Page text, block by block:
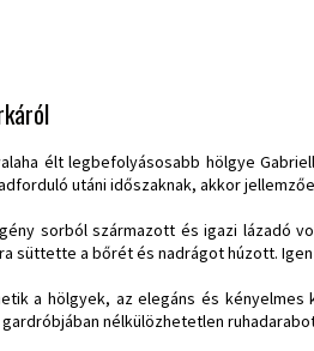
élt legbefolyásosabb hölgye
utáni időszaknak, akkor
sorból származott és igazi lázadó
süttette a bőrét és nadrágot húzott.
a hölgyek, az elegáns és
nélkülözhetetlen